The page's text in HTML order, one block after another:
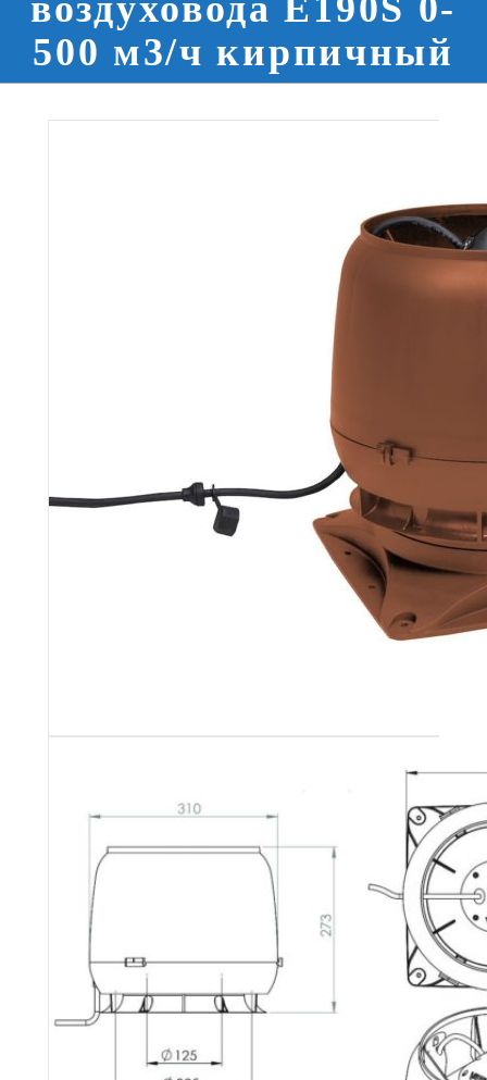
воздуховода E190S 0-
500 м3/ч кирпичный